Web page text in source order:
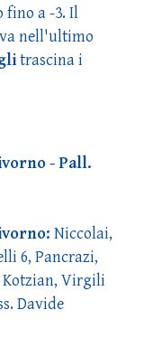
fino a -3. Il
nell'ultimo
trascina i
- Pall.
Niccolai,
6, Pancrazi,
Kotzian, Virgili
Davide